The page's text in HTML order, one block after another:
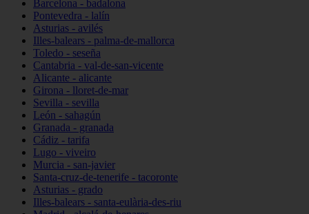
Barcelona - badalona
Pontevedra - lalín
Asturias - avilés
Illes-balears - palma-de-mallorca
Toledo - seseña
Cantabria - val-de-san-vicente
Alicante - alicante
Girona - lloret-de-mar
Sevilla - sevilla
León - sahagún
Granada - granada
Cádiz - tarifa
Lugo - viveiro
Murcia - san-javier
Santa-cruz-de-tenerife - tacoronte
Asturias - grado
Illes-balears - santa-eulària-des-riu